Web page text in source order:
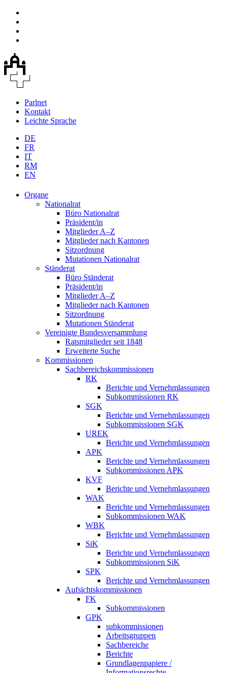
Parlnet
Kontakt
Leichte Sprache
DE
FR
IT
RM
EN
Organe
Nationalrat
Büro Nationalrat
Präsident/in
Mitglieder A–Z
Mitglieder nach Kantonen
Sitzordnung
Mutationen Nationalrat
Ständerat
Büro Ständerat
Präsident/in
Mitglieder A–Z
Mitglieder nach Kantonen
Sitzordnung
Mutationen Ständerat
Vereinigte Bundesversammlung
Ratsmitglieder seit 1848
Erweiterte Suche
Kommissionen
Sachbereichskommissionen
RK
Berichte und Vernehmlassungen
Subkommissionen RK
SGK
Berichte und Vernehmlassungen
Subkommissionen SGK
UREK
Berichte und Vernehmlassungen
APK
Berichte und Vernehmlassungen
Subkommissionen APK
KVF
Berichte und Vernehmlassungen
WAK
Berichte und Vernehmlassungen
Subkommissionen WAK
WBK
Berichte und Vernehmlassungen
SiK
Berichte und Vernehmlassungen
Subkommissionen SiK
SPK
Berichte und Vernehmlassungen
Aufsichtskommissionen
FK
Subkommissionen
GPK
subkommissionen
Arbeitsgruppen
Sachbereiche
Berichte
Grundlagenpapiere /